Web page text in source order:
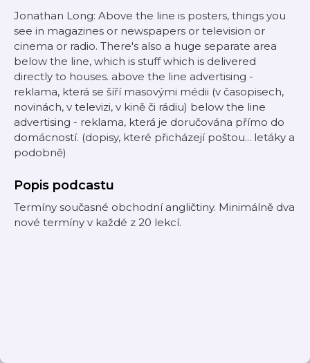
Jonathan Long: Above the line is posters, things you
see in magazines or newspapers or television or
cinema or radio. There's also a huge separate area
below the line, which is stuff which is delivered
directly to houses. above the line advertising -
reklama, která se šíří masovými médii (v časopisech,
novinách, v televizi, v kině či rádiu) below the line
advertising - reklama, která je doručována přímo do
domácností. (dopisy, které přicházejí poštou... letáky a
podobně)
Popis podcastu
Termíny současné obchodní angličtiny. Minimálně dva
nové termíny v každé z 20 lekcí.